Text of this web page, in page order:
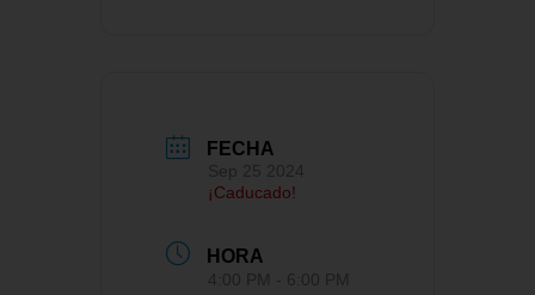
FECHA
¡Caducado!
HORA